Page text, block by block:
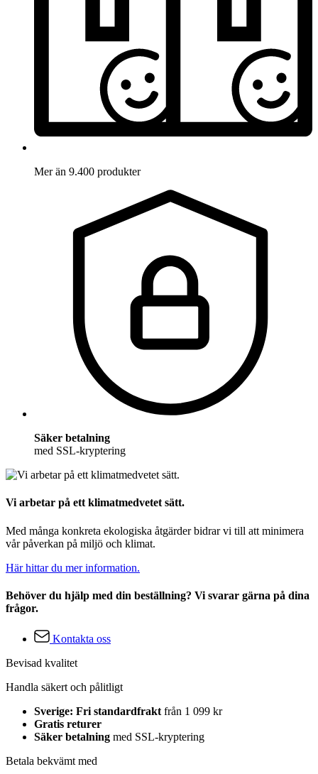
Mer än 9.400 produkter
Säker betalning
med SSL-kryptering
Vi arbetar på ett klimatmedvetet sätt.
Med många konkreta ekologiska åtgärder bidrar vi till att minimera
vår påverkan på miljö och klimat.
Här hittar du mer information.
Behöver du hjälp med din beställning? Vi svarar gärna på dina
frågor.
Kontakta oss
Bevisad kvalitet
Handla säkert och pålitligt
Sverige: Fri standardfrakt från 1 099 kr
Gratis returer
Säker betalning med SSL-kryptering
Betala bekvämt med